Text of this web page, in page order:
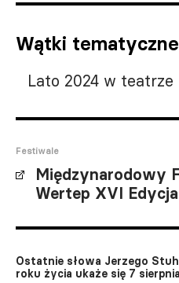
Wątki tematyczne
Lato 2024 w teatrze
Festiwale
Międzynarodowy
Wertep XVI Edycja
Ostatnie słowa Jerzego
roku życia ukaże się 7 sierpnia